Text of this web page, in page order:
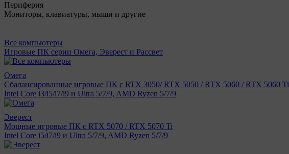
Периферия
Мониторы, клавиатуры, мыши и другие
Все компьютеры
Игровые ПК серии Омега, Эверест и Рассвет
Омега
Сбалансированные игровые ПК с RTX 3050/ RTX 5050 / RTX 5060 / RTX 5060 Ti
Intel Core i3/i5/i7/i9 и Ultra 5/7/9, AMD Ryzen 5/7/9
Эверест
Мощные игровые ПК с RTX 5070 / RTX 5070 Ti
Intel Core i5/i7/i9 и Ultra 5/7/9, AMD Ryzen 5/7/9